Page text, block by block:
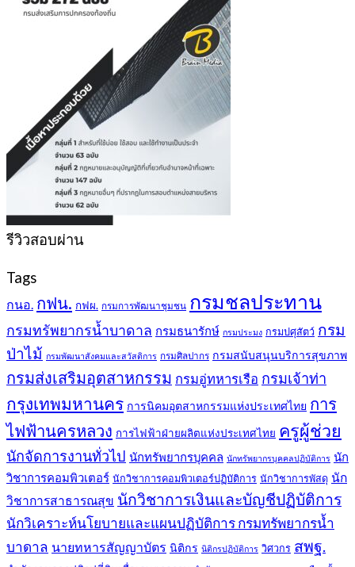
รีวิวสอบผ่าน
Tags
กนอ. กฟน. กฟผ. กรมการพัฒนาชุมชน กรมชลประทาน
กรมทรัพยากรน้ำบาดาล กรมธนารักษ์ กรมประมง กรมปศุสัตว์ กรม
ป่าไม้ กรมพัฒนาสังคมและสวัสดิการ กรมศิลปากร กรมสนับสนุนบริการสุขภาพ
กรมส่งเสริมอุตสาหกรรม กรมอู่ทหารเรือ กรมเจ้าท่า
กรุงเทพมหานคร การนิคมอุตสาหกรรมแห่งประเทศไทย การ
ไฟฟ้านครหลวง การไฟฟ้าฝ่ายผลิตแห่งประเทศไทย ครูผู้ช่วย
นักจัดการงานทั่วไป นักทรัพยากรบุคคล นักทรัพยากรบุคคลปฏิบัติการ นัก
วิชาการคอมพิวเตอร์ นักวิชาการคอมพิวเตอร์ปฏิบัติการ นักวิชาการพัสดุ นัก
วิชาการสาธารณสุข นักวิชาการเงินและบัญชีปฏิบัติการ
นักวิเคราะห์นโยบายและแผนปฏิบัติการ กรมทรัพยากรน้ำ
บาดาล นายทหารสัญญาบัตร นิติกร นิติกรปฏิบัติการ วิศวกร สพฐ.